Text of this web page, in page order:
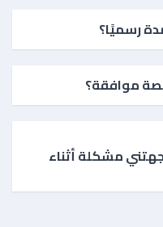
رسميًا؟
موافقة؟
مشكلة أثناء